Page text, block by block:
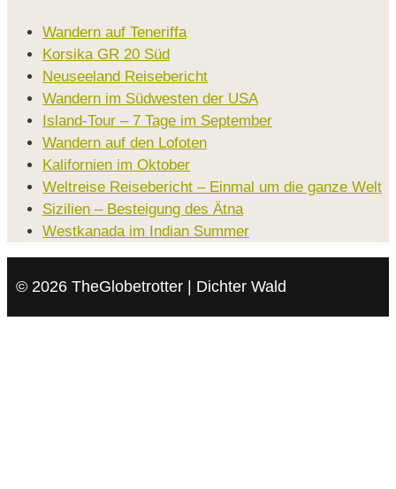
Wandern auf Teneriffa
Korsika GR 20 Süd
Neuseeland Reisebericht
Wandern im Südwesten der USA
Island-Tour – 7 Tage im September
Wandern auf den Lofoten
Kalifornien im Oktober
Weltreise Reisebericht – Einmal um die ganze Welt
Sizilien – Besteigung des Ätna
Westkanada im Indian Summer
© 2026 TheGlobetrotter | Dichter Wald